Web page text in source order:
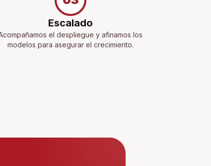
Escalado
el despliegue y afinamos los
modelos para asegurar el crecimiento.